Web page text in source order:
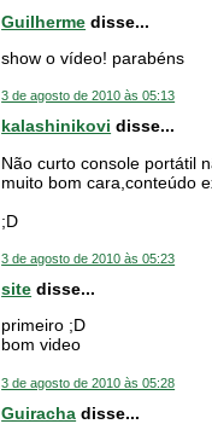
Guilherme disse...
show o vídeo! parabéns
3 de agosto de 2010 às 05:13
kalashinikovi disse...
Não curto console portátil
muito bom cara,conteúdo
;D
3 de agosto de 2010 às 05:23
site disse...
primeiro ;D
bom video
3 de agosto de 2010 às 05:28
Guiracha disse...